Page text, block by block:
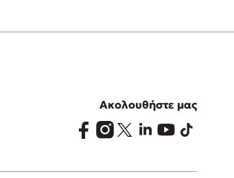
Ακολουθήστε μας